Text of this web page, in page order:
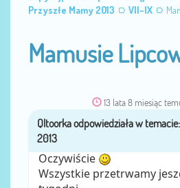
Przyszłe Mamy 2013
VII-IX
Mamusie
13 lata 8 miesiąc
Oczywiście
Wszystkie przetrwamy